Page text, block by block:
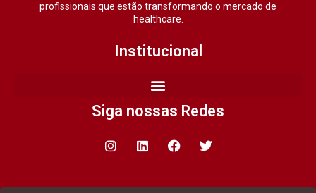
profissionais que estão transformando o mercado de
healthcare.
Institucional
Siga nossas Redes